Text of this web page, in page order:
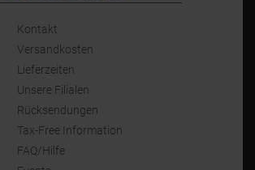
Kontakt
Versandkosten
Lieferzeiten
Unsere Filialen
Rücksendungen
Tax-Free Information
FAQ/Hilfe